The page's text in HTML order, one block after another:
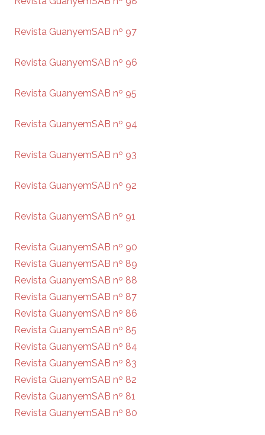
Revista GuanyemSAB nº 97
Revista GuanyemSAB nº 96
Revista GuanyemSAB nº 95
Revista GuanyemSAB nº 94
Revista GuanyemSAB nº 93
Revista GuanyemSAB nº 92
Revista GuanyemSAB nº 91
Revista GuanyemSAB nº 90
Revista GuanyemSAB nº 89
Revista GuanyemSAB nº 88
Revista GuanyemSAB nº 87
Revista GuanyemSAB nº 86
Revista GuanyemSAB nº 85
Revista GuanyemSAB nº 84
Revista GuanyemSAB nº 83
Revista GuanyemSAB nº 82
Revista GuanyemSAB nº 81
Revista GuanyemSAB nº 80